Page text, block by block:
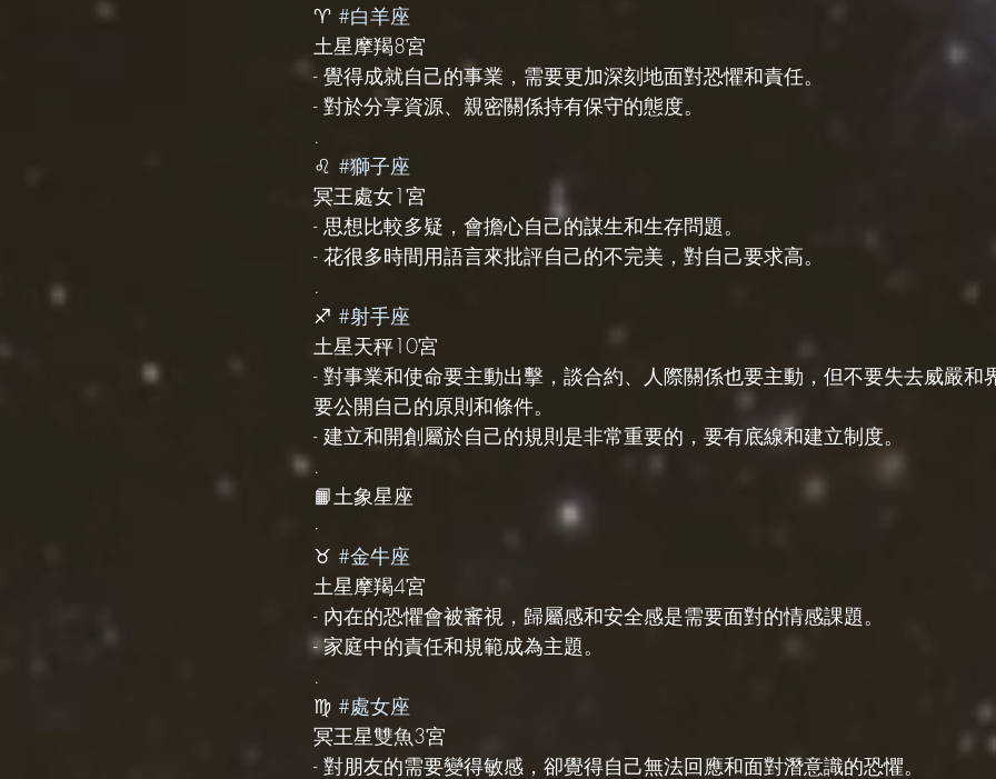
♈️ #白羊座
土星摩羯8宮
- 覺得成就自己的事業，需要更加深刻地面對恐懼和責任。
- 對於分享資源、親密關係持有保守的態度。
.
♌️ #獅子座
冥王處女1宮
- 思想比較多疑，會擔心自己的謀生和生存問題。
- 花很多時間用語言來批評自己的不完美，對自己要求高。
.
♐️ #射手座
土星天秤10宮
- 對事業和使命要主動出擊，談合約、人際關係也要主動，但不要失去威嚴和
要公開自己的原則和條件。
- 建立和開創屬於自己的規則是非常重要的，要有底線和建立制度。
.
📙土象星座
·
♉️ #金牛座
土星摩羯4宮
- 內在的恐懼會被審視，歸屬感和安全感是需要面對的情感課題。
- 家庭中的責任和規範成為主題。
.
♍️ #處女座
冥王星雙魚3宮
- 對朋友的需要變得敏感，卻覺得自己無法回應和面對潛意識的恐懼。